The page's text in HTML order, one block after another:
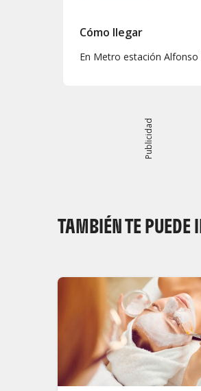
Cómo llegar
En Metro estación Alfonso
Publicidad
TAMBIÉN TE PUEDE